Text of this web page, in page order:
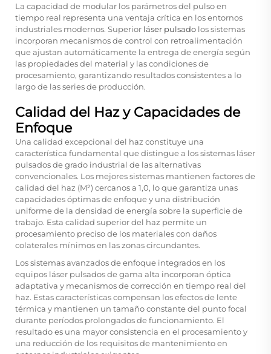
La capacidad de modular los parámetros del pulso en
tiempo real representa una ventaja crítica en los entornos
industriales modernos. Superior láser pulsado los sistemas
incorporan mecanismos de control con retroalimentación
que ajustan automáticamente la entrega de energía según
las propiedades del material y las condiciones de
procesamiento, garantizando resultados consistentes a lo
largo de las series de producción.
Calidad del Haz y Capacidades de
Enfoque
Una calidad excepcional del haz constituye una
característica fundamental que distingue a los sistemas láser
pulsados de grado industrial de las alternativas
convencionales. Los mejores sistemas mantienen factores de
calidad del haz (M²) cercanos a 1,0, lo que garantiza unas
capacidades óptimas de enfoque y una distribución
uniforme de la densidad de energía sobre la superficie de
trabajo. Esta calidad superior del haz permite un
procesamiento preciso de los materiales con daños
colaterales mínimos en las zonas circundantes.
Los sistemas avanzados de enfoque integrados en los
equipos láser pulsados de gama alta incorporan óptica
adaptativa y mecanismos de corrección en tiempo real del
haz. Estas características compensan los efectos de lente
térmica y mantienen un tamaño constante del punto focal
durante períodos prolongados de funcionamiento. El
resultado es una mayor consistencia en el procesamiento y
una reducción de los requisitos de mantenimiento en